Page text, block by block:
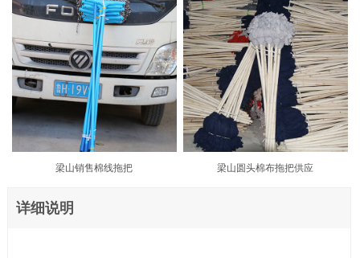
梁山销售棉线拖把 梁山圆头棉布拖把供应
详细说明